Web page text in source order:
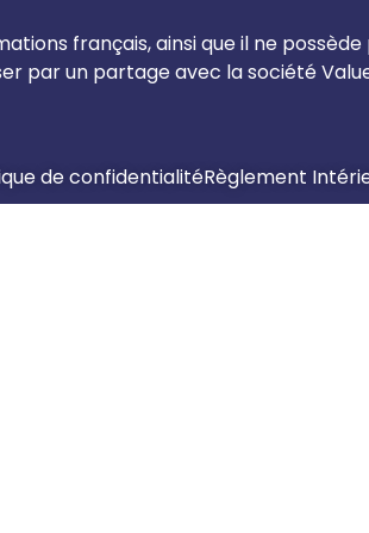
français, ainsi que il ne
par un partage avec la société
de confidentialitéRèglement